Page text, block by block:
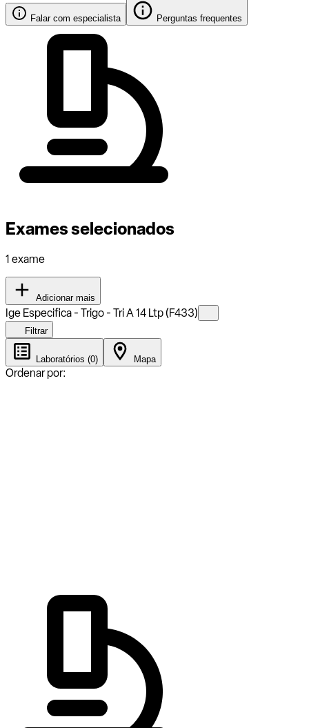
Falar com especialista Perguntas frequentes
Exames selecionados
1 exame
Adicionar mais
Ige Especifica - Trigo - Tri A 14 Ltp (F433)
Filtrar
Laboratórios (0) Mapa
Ordenar por: